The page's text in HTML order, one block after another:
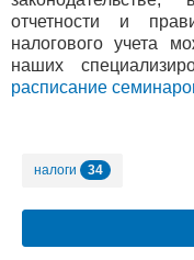
отчетности и
налогового учета
наших
расписание
налоги 34